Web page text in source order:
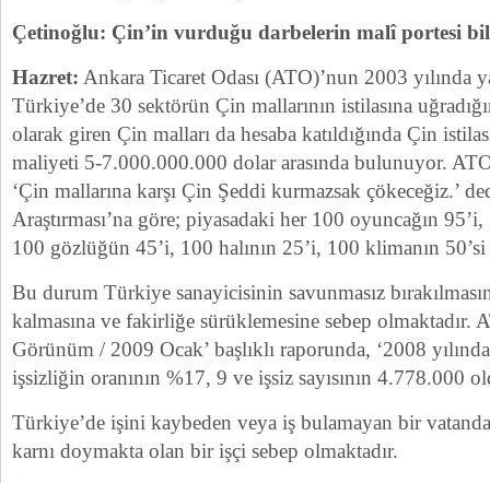
Çetinoğlu: Çin’in vurduğu darbelerin malî portesi
Hazret: Ankara Ticaret Odası (ATO)’nun 2003 yılında
Türkiye’de 30 sektörün Çin mallarının istilasına
olarak giren Çin malları da hesaba katıldığında Çin
maliyeti 5-7.000.000.000 dolar arasında bulunuyor.
‘Çin mallarına karşı Çin Şeddi kurmazsak çökeceğiz.’
Araştırması’na göre; piyasadaki her 100 oyuncağın
100 gözlüğün 45’i, 100 halının 25’i, 100 klimanın
Bu durum Türkiye sanayicisinin savunmasız
kalmasına ve fakirliğe sürüklemesine sebep olmaktadır.
Görünüm / 2009 Ocak’ başlıklı raporunda, ‘2008
işsizliğin oranının %17, 9 ve işsiz sayısının 4.778.000
Türkiye’de işini kaybeden veya iş bulamayan bir
karnı doymakta olan bir işçi sebep olmaktadır.